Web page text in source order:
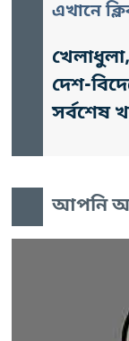
এখানে
দেশ-
সর্বশেষ
আপনি